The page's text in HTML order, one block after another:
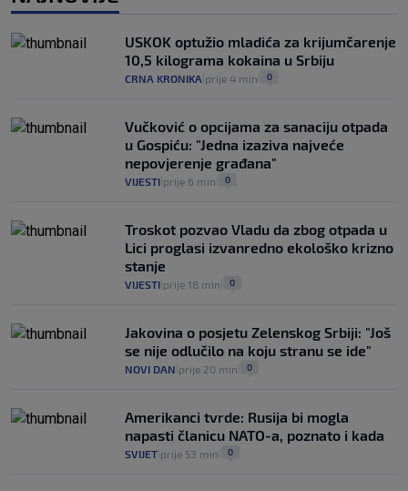
Plenković na 15 dana ukine mjere: "Ne bi
se dogodilo ništa. Vlada se zaljubila u te
intervencije"
25
USKOK optužio mladića za krijumčarenje
10,5 kilograma kokaina u Srbiju
CRNA KRONIKA prije 4 min 0
Vučković o opcijama za sanaciju otpada
u Gospiću: "Jedna izaziva najveće
nepovjerenje građana"
VIJESTI prije 6 min 0
Troskot pozvao Vladu da zbog otpada u
Lici proglasi izvanredno ekološko krizno
stanje
VIJESTI prije 18 min 0
Jakovina o posjetu Zelenskog Srbiji: "Još
se nije odlučilo na koju stranu se ide"
NOVI DAN prije 20 min 0
Amerikanci tvrde: Rusija bi mogla
napasti članicu NATO-a, poznato i kada
SVIJET prije 53 min 0